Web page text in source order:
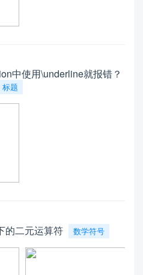
中使用\underline就报错？
标题
的二元运算符 数学符号